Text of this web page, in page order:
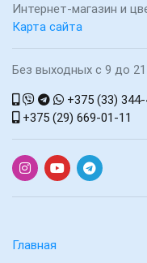
Интернет-магазин и
Карта сайта
Без выходных с 9 до
+375 (33)
+375 (29) 669-01-11
Главная